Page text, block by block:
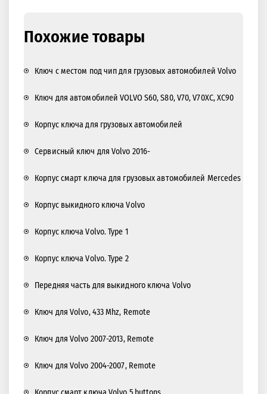
Похожие товары
Ключ с местом под чип для грузовых автомобилей Volvo
Ключ для автомобилей VOLVO S60, S80, V70, V70XC, XC90
Корпус ключа для грузовых автомобилей
Сервисный ключ для Volvo 2016-
Корпус смарт ключа для грузовых автомобилей Mercedes
Корпус выкидного ключа Volvo
Корпус ключа Volvo. Type 1
Корпус ключа Volvo. Type 2
Передняя часть для выкидного ключа Volvo
Ключ для Volvo, 433 Mhz, Remote
Ключ для Volvo 2007-2013, Remote
Ключ для Volvo 2004-2007, Remote